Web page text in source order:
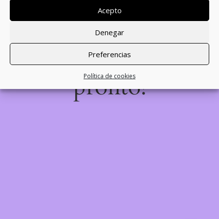
Acepto
Denegar
Preferencias
Política de cookies
trabajando en algo
increíble, ¡vuelve
pronto!